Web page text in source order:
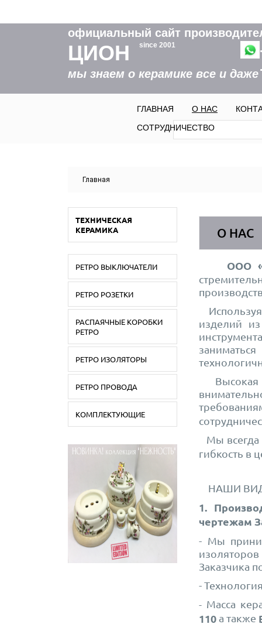
официальный сайт
ЦИОН since 2001
мы знаем о керамике все и
ГЛАВНАЯ О НАС
СОТРУДНИЧЕСТВОФорма
Поиск
Главная
ТЕХНИЧЕСКАЯ
КЕРАМИКА
РЕТРО ВЫКЛЮЧАТЕЛИ
РЕТРО РОЗЕТКИ
РАСПАЯЧНЫЕ КОРОБКИ
РЕТРО
РЕТРО ИЗОЛЯТОРЫ
РЕТРО ПРОВОДА
КОМПЛЕКТУЮЩИЕ
О НАС
ООО
изделий
Высокая
Мы всегда
гибкость в
НАШИ
1. П
чертежам
- Мы
Заказчика
-
- Масса
110а также